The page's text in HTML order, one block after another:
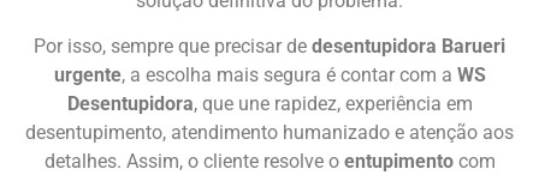
Por isso, sempre que precisar de desentupidora Barueri
urgente, a escolha mais segura é contar com a WS
Desentupidora, que une rapidez, experiência em
desentupimento, atendimento humanizado e atenção aos
detalhes. Assim, o cliente resolve o entupimentocom